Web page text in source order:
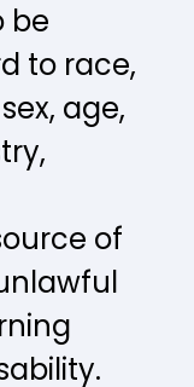
be
to race,
age,
of